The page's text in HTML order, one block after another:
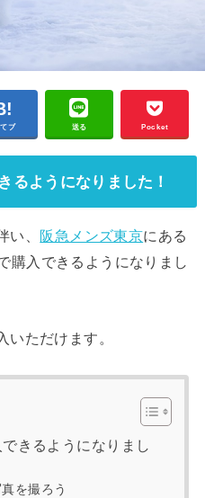
ブ 送る Pocket
るようになりました！
い、 阪急メンズ東京にある
購入できるようになりまし
いただけます。
きるようになりまし
を撮ろう